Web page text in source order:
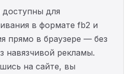
доступны для
в формате fb2 и
прямо в браузере — без
навязчивой рекламы.
на сайте, вы